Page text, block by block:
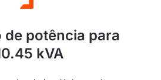
de potência para
kVA